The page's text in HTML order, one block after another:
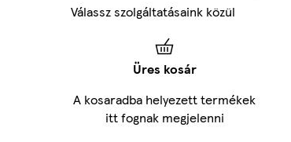
Válassz szolgáltatásaink közül
Üres kosár
A kosaradba helyezett termékek
itt fognak megjelenni